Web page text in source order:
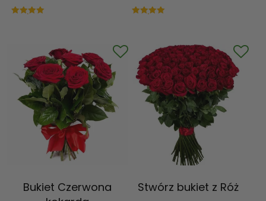
Bukiet Czerwona
Stwórz bukiet z Róż